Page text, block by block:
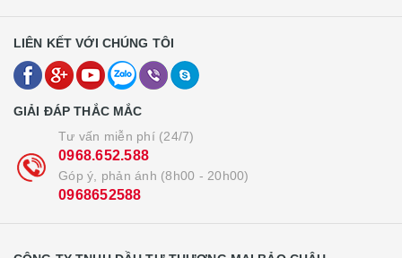
LIÊN KẾT VỚI CHÚNG TÔI
GIẢI ĐÁP THẮC MẮC
Tư vấn miễn phí (24/7)
0968.652.588
Góp ý, phản ánh (8h00 - 20h00)
0968652588